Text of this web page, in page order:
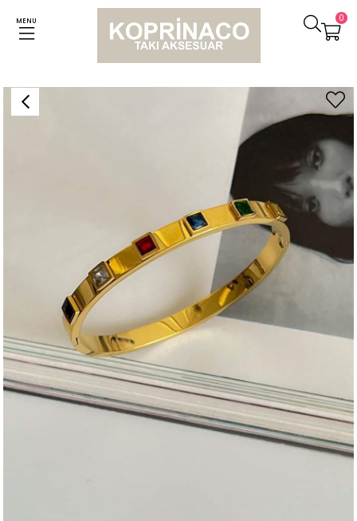
MENU 0
Bileklikler Çelik Kare Renkli Taşlı Kelepçe Bileklik